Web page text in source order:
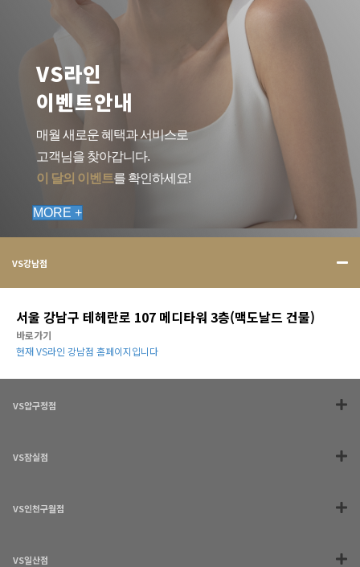
VS라인
이벤트안내
매월 새로운 혜택과 서비스로
고객님을 찾아갑니다.
이 달의 이벤트를 확인하세요!
MORE +
VS강남점
서울 강남구 테헤란로 107 메디타워 3층(맥도날드 건물)
바로가기
현재 VS라인 강남점 홈페이지입니다
VS압구정점
VS잠실점
VS인천구월점
VS일산점